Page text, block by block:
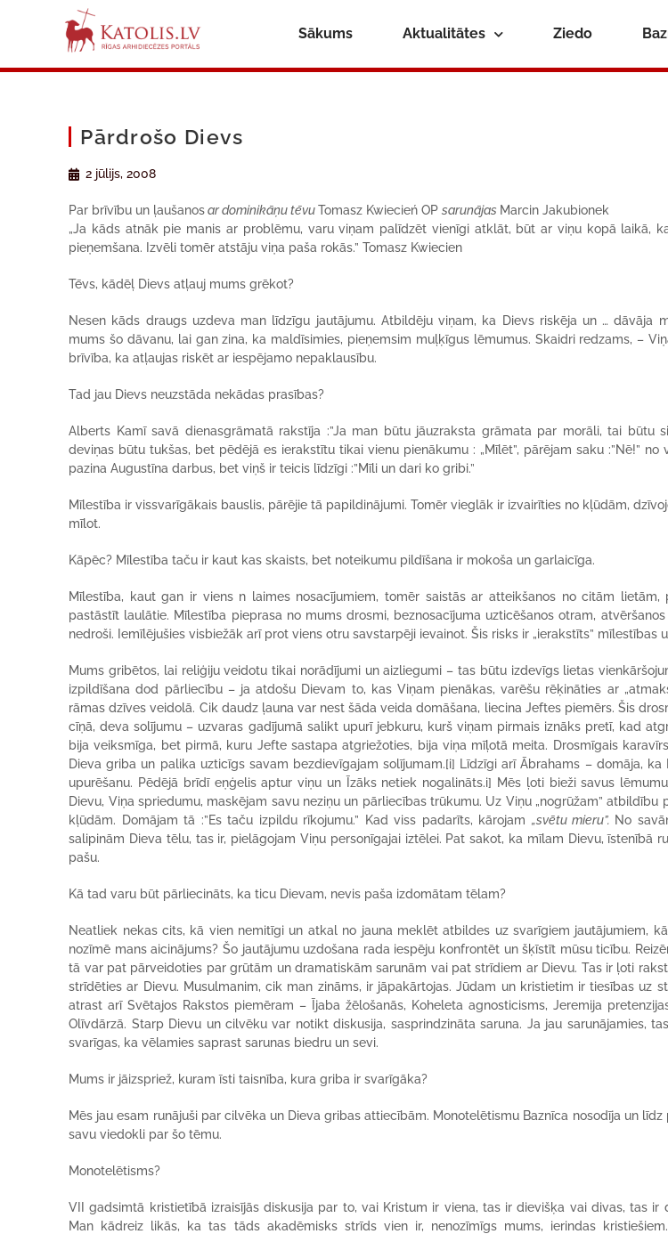
Sākums Aktualitātes Ziedo
Pārdrošo Dievs
2 jūlijs, 2008
Par brīvību un ļaušanosar dominikāņu tēvuTomasz Kwiecień OPsarunājas Marcin Jakubionek
„Ja kāds atnāk pie manis ar problēmu, varu viņam palīdzēt vienīgi atklāt, būt ar viņu kopā laikā,
pieņemšana. Izvēli tomēr atstāju viņa paša rokās.” Tomasz Kwiecien
Tēvs, kādēļ Dievs atļauj mums grēkot?
Nesen kāds draugs uzdeva man līdzīgu jautājumu. Atbildēju viņam, ka Dievs riskēja un … dāvāja
mums šo dāvanu, lai gan zina, ka maldīsimies, pieņemsim muļķīgus lēmumus. Skaidri redzams, –
brīvība, ka atļaujas riskēt ar iespējamo nepaklausību.
Tad jau Dievs neuzstāda nekādas prasības?
Alberts Kamī savā dienasgrāmatā rakstīja :”Ja man būtu jāuzraksta grāmata par morāli, tai būtu
deviņas būtu tukšas, bet pēdējā es ierakstītu tikai vienu pienākumu : „Mīlēt”, pārējam saku :”Nē!” no
pazina Augustīna darbus, bet viņš ir teicis līdzīgi :”Mīli un dari ko gribi.”
Mīlestība ir vissvarīgākais bauslis, pārējie tā papildinājumi. Tomēr vieglāk ir izvairīties no kļūdām,
mīlot.
Kāpēc? Mīlestība taču ir kaut kas skaists, bet noteikumu pildīšana ir mokoša un garlaicīga.
Mīlestība, kaut gan ir viens n laimes nosacījumiem, tomēr saistās ar atteikšanos no citām
pastāstīt laulātie. Mīlestība pieprasa no mums drosmi, beznosacījuma uzticēšanos otram,
nedroši. Iemīlējušies visbiežāk arī prot viens otru savstarpēji ievainot. Šis risks ir „ierakstīts” mīlestības
Mums gribētos, lai reliģiju veidotu tikai norādījumi un aizliegumi – tas būtu izdevīgs lietas
izpildīšana dod pārliecību – ja atdošu Dievam to, kas Viņam pienākas, varēšu rēķināties ar
rāmas dzīves veidolā. Cik daudz ļauna var nest šāda veida domāšana, liecina Jeftes piemērs. Šis
cīņā, deva solījumu – uzvaras gadījumā salikt upurī jebkuru, kurš viņam pirmais iznāks pretī, kad
bija veiksmīga, bet pirmā, kuru Jefte sastapa atgriežoties, bija viņa mīļotā meita. Drosmīgais
Dieva griba un palika uzticīgs savam bezdievīgajam solījumam.[i] Līdzīgi arī Ābrahams – domāja,
upurēšanu. Pēdējā brīdī eņģelis aptur viņu un Īzāks netiek nogalināts.i] Mēs ļoti bieži savus
Dievu, Viņa spriedumu, maskējam savu neziņu un pārliecības trūkumu. Uz Viņu „nogrūžam” atbildību
kļūdām. Domājam tā :”Es taču izpildu rīkojumu.” Kad viss padarīts, kārojam „svētu mieru”. No
salipinām Dieva tēlu, tas ir, pielāgojam Viņu personīgajai iztēlei. Pat sakot, ka mīlam Dievu, īstenībā
pašu.
Kā tad varu būt pārliecināts, ka ticu Dievam, nevis paša izdomātam tēlam?
Neatliek nekas cits, kā vien nemitīgi un atkal no jauna meklēt atbildes uz svarīgiem jautājumiem,
nozīmē mans aicinājums? Šo jautājumu uzdošana rada iespēju konfrontēt un šķīstīt mūsu ticību.
tā var pat pārveidoties par grūtām un dramatiskām sarunām vai pat strīdiem ar Dievu. Tas ir ļoti
strīdēties ar Dievu. Musulmanim, cik man zināms, ir jāpakārtojas. Jūdam un kristietim ir tiesības uz
atrast arī Svētajos Rakstos piemēram – Ījaba žēlošanās, Koheleta agnosticisms, Jeremija
Olīvdārzā. Starp Dievu un cilvēku var notikt diskusija, sasprindzināta saruna. Ja jau sarunājamies,
svarīgas, ka vēlamies saprast sarunas biedru un sevi.
Mums ir jāizspriež, kuram īsti taisnība, kura griba ir svarīgāka?
Mēs jau esam runājuši par cilvēka un Dieva gribas attiecībām. Monotelētismu Baznīca nosodīja un
savu viedokli par šo tēmu.
Monotelētisms?
VII gadsimtā kristietībā izraisījās diskusija par to, vai Kristum ir viena, tas ir dievišķa vai divas, tas ir
Man kādreiz likās, ka tas tāds akadēmisks strīds vien ir, nenozīmīgs mums, ierindas